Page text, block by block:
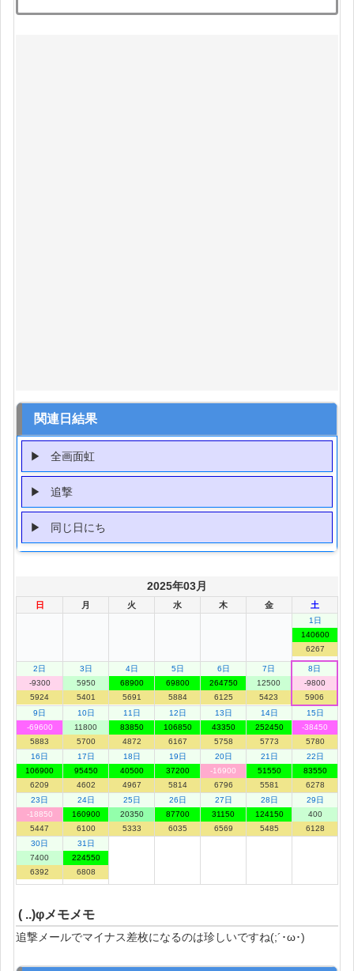
関連日結果
全画面虹
追撃
同じ日にち
2025年03月
日 月 火 水 木 金 土
1日
140600
6267
2日
-9300
5924
3日
5950
5401
4日
68900
5691
5日
69800
5884
6日
264750
6125
7日
12500
5423
8日
-9800
5906
9日
-69600
5883
10日
11800
5700
11日
83850
4872
12日
106850
6167
13日
43350
5758
14日
252450
5773
15日
-38450
5780
16日
106900
6209
17日
95450
4602
18日
40500
4967
19日
37200
5814
20日
-16900
6796
21日
51550
5581
22日
83550
6278
23日
-18850
5447
24日
160900
6100
25日
20350
5333
26日
87700
6035
27日
31150
6569
28日
124150
5485
29日
400
6128
30日
7400
6392
31日
224550
6808
( ..)φメモメモ
追撃メールでマイナス差枚になるのは珍しいですね(;´･ω･)